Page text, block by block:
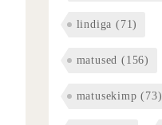
lindiga (71)
matused (156)
matusekimp (73)